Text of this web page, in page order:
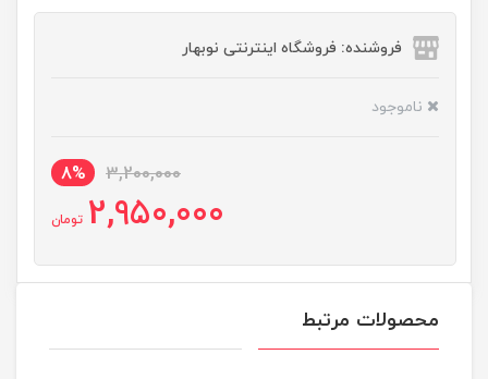
فروشنده: فروشگاه اینترنتی نوبهار
ناموجود
3,200,000
8%
2,950,000 تومان
محصولات مرتبط